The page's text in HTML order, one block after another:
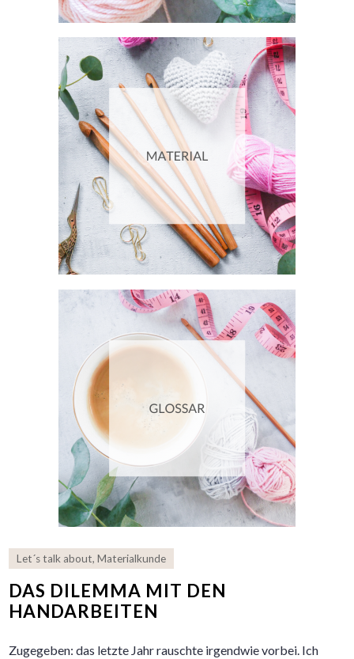
Let´s talk about,Materialkunde
DAS DILEMMA MIT DEN
HANDARBEITEN
Zugegeben: das letzte Jahr rauschte irgendwie vorbei. Ich